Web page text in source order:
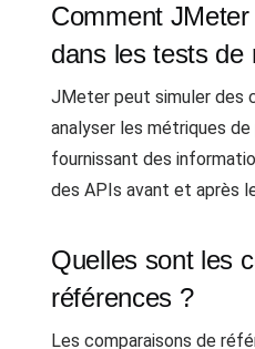
Comment
dans les tests de
JMeter peut simuler des
analyser les métriques
fournissant des
des APIs avant et après
Quelles sont les
références ?
Les comparaisons de